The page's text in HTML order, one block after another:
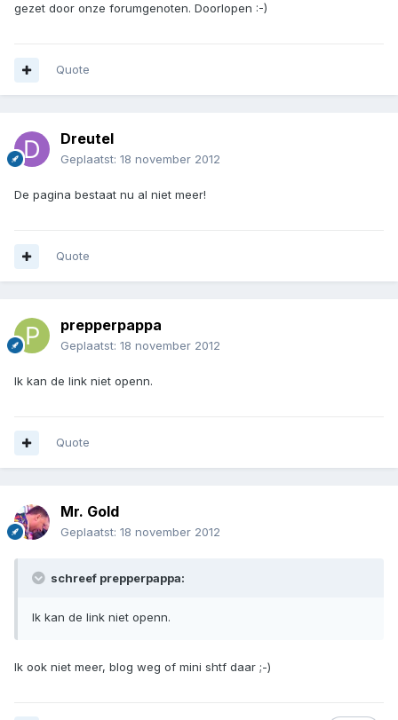
gezet door onze forumgenoten. Doorlopen :-)
Quote
Dreutel
Geplaatst: 18 november 2012
De pagina bestaat nu al niet meer!
Quote
prepperpappa
Geplaatst: 18 november 2012
Ik kan de link niet openn.
Quote
Mr. Gold
Geplaatst: 18 november 2012
schreef prepperpappa:
Ik kan de link niet openn.
Ik ook niet meer, blog weg of mini shtf daar ;-)